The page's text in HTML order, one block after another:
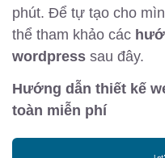
phút. Để tự tạo cho
thể tham khảo các
wordpress sau đây.
Hướng dẫn thiết kế
toàn miễn phí